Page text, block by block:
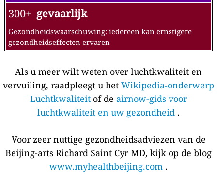
300+ gevaarlijk
Gezondheidswaarschuwing: iedereen kan ernstigere
gezondheidseffecten ervaren
Als u meer wilt weten over luchtkwaliteit en
vervuiling, raadpleegt u het Wikipedia-onderwerp
Luchtkwaliteit of de airnow-gids voor
luchtkwaliteit en uw gezondheid .
Voor zeer nuttige gezondheidsadviezen van de
Beijing-arts Richard Saint Cyr MD, kijk op de blog
www.myhealthbeijing.com .